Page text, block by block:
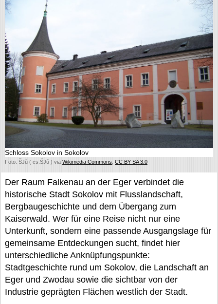
Schloss Sokolov in Sokolov
Foto: ŠJů ( cs:ŠJů ) via Wikimedia Commons CC BY-SA 3.0
Der Raum Falkenau an der Eger verbindet die
historische Stadt Sokolov mit Flusslandschaft,
Bergbaugeschichte und dem Übergang zum
Kaiserwald. Wer für eine Reise nicht nur eine
Unterkunft, sondern eine passende Ausgangslage für
gemeinsame Entdeckungen sucht, findet hier
unterschiedliche Anknüpfungspunkte:
Stadtgeschichte rund um Sokolov, die Landschaft an
Eger und Zwodau sowie die sichtbar von der
Industrie geprägten Flächen westlich der Stadt.